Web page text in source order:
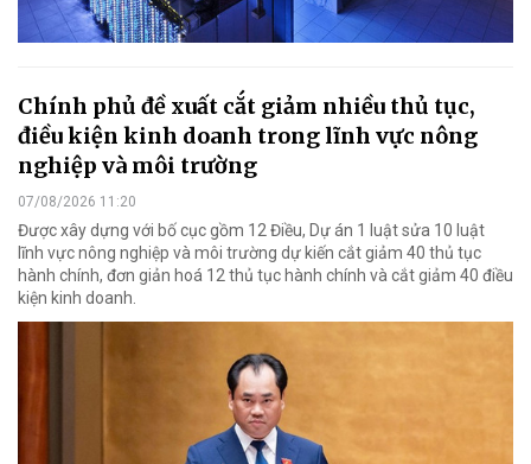
Chính phủ đề xuất cắt giảm nhiều thủ tục,
điều kiện kinh doanh trong lĩnh vực nông
nghiệp và môi trường
07/08/2026 11:20
Được xây dựng với bố cục gồm 12 Điều, Dự án 1 luật sửa 10 luật
lĩnh vực nông nghiệp và môi trường dự kiến cắt giảm 40 thủ tục
hành chính, đơn giản hoá 12 thủ tục hành chính và cắt giảm 40 điều
kiện kinh doanh.